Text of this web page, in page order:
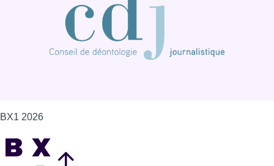
Consulter page Instagram